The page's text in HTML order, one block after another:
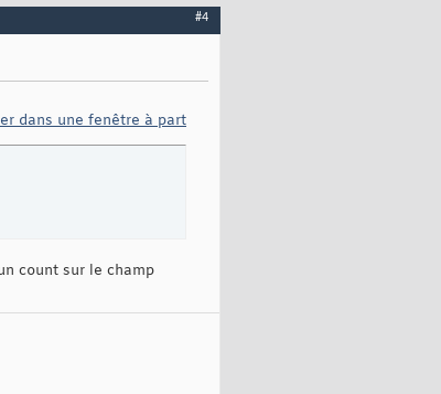
#4
dans une fenêtre à part
count sur le champ